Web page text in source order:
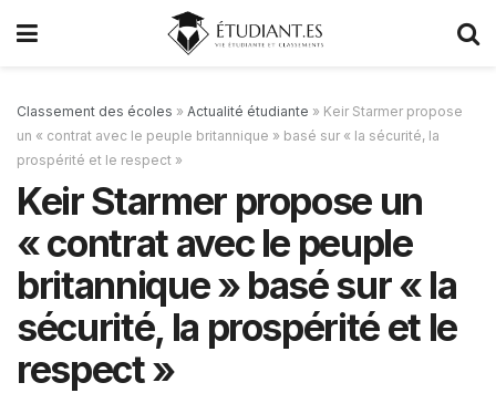
Classement des écoles » Actualité étudiante » Keir Starmer propose
un « contrat avec le peuple britannique » basé sur « la sécurité, la
prospérité et le respect »
Keir Starmer propose un
« contrat avec le peuple
britannique » basé sur « la
sécurité, la prospérité et le
respect »